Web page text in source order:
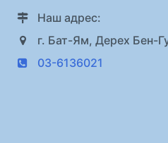
Наш адрес:
г. Бат-Ям, Дерех Бен-
03-6136021